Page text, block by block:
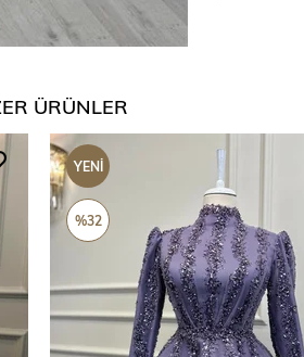
ÜRÜNLER
YENI
ÜRÜN
%32